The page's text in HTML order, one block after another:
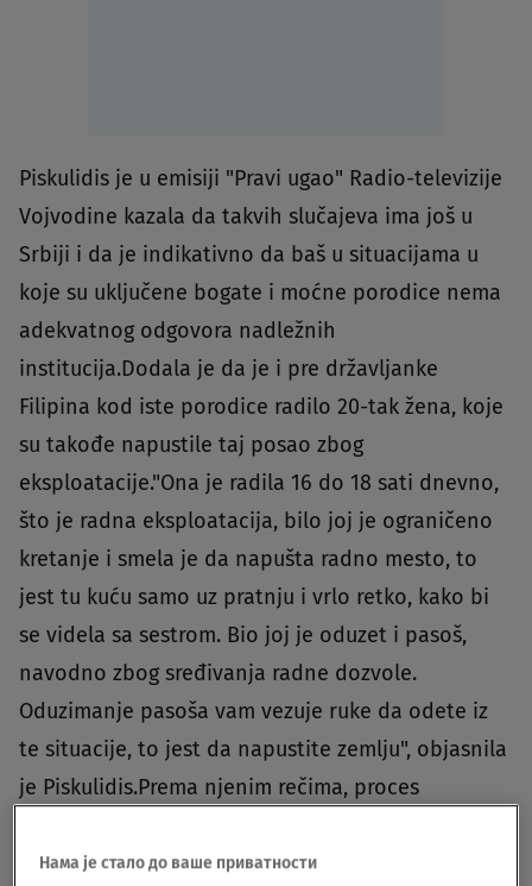
Piskulidis je u emisiji "Pravi ugao" Radio-televizije
Vojvodine kazala da takvih slučajeva ima još u
Srbiji i da je indikativno da baš u situacijama u
koje su uključene bogate i moćne porodice nema
adekvatnog odgovora nadležnih
institucija.Dodala je da je i pre državljanke
Filipina kod iste porodice radilo 20-tak žena, koje
su takođe napustile taj posao zbog
eksploatacije."Ona je radila 16 do 18 sati dnevno,
što je radna eksploatacija, bilo joj je ograničeno
kretanje i smela je da napušta radno mesto, to
jest tu kuću samo uz pratnju i vrlo retko, kako bi
se videla sa sestrom. Bio joj je oduzet i pasoš,
navodno zbog sređivanja radne dozvole.
Oduzimanje pasoša vam vezuje ruke da odete iz
te situacije, to jest da napustite zemlju", objasnila
je Piskulidis.Prema njenim rečima, proces
mora nastaviti osoba lično."I zato je
Нама је стало до ваше приватности